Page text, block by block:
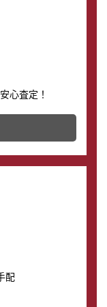
心査定！
は、時計販売の
に新しい時計
配